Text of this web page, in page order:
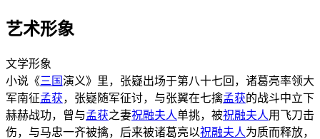
艺术形象
文学形象
小说《三国演义》里，张嶷出场于第八十七回，诸葛亮率领大
军南征孟获，张嶷随军征讨，与张翼在七擒孟获的战斗中立下
赫赫战功，曾与孟获之妻祝融夫人单挑，被祝融夫人用飞刀击
伤，与马忠一齐被擒，后来被诸葛亮以祝融夫人为质而释放，